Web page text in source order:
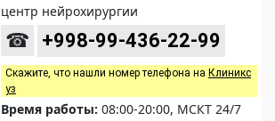
центр нейрохирургии
☎ +998-99-436-22-99
Скажите, что нашли номер телефона на Клиникс
уз
Время работы: 08:00-20:00, МСКТ 24/7